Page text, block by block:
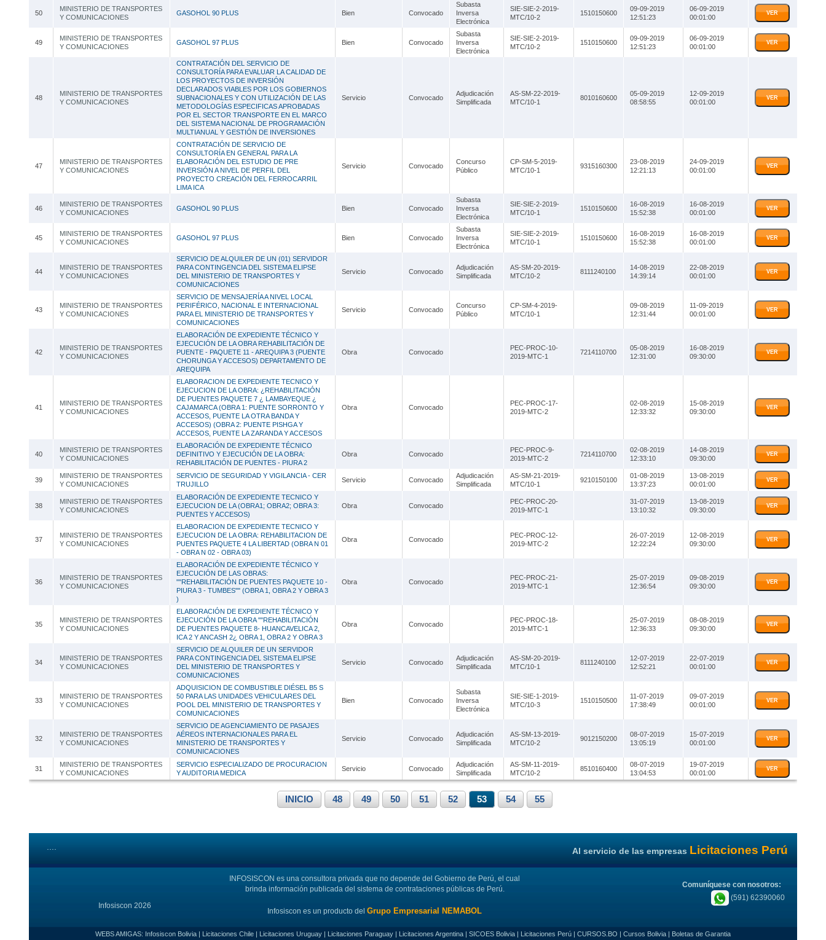
Huancavelica
Junín
La Libertad
Lambayeque
Lima
Madre de Dios
Pasco
Tumbes
Ucayali
50
MINISTERIO DE TRANSPORTES
Y COMUNICACIONES
GASOHOL 90 PLUS Bien Convocado
Subasta
Inversa
Electrónica
SIE-SIE-2-2019-
MTC/10-2
1510150600
09-09-2019
12:51:23
06-09-2019
00:01:00
VER
49
MINISTERIO DE TRANSPORTES
Y COMUNICACIONES
GASOHOL 97 PLUS Bien Convocado
Subasta
Inversa
Electrónica
SIE-SIE-2-2019-
MTC/10-2
1510150600
09-09-2019
12:51:23
06-09-2019
00:01:00
VER
48
MINISTERIO DE TRANSPORTES
Y COMUNICACIONES
CONTRATACIÓN DEL SERVICIO DE
CONSULTORÍA PARA EVALUAR LA CALIDAD DE
LOS PROYECTOS DE INVERSIÓN
DECLARADOS VIABLES POR LOS GOBIERNOS
SUBNACIONALES Y CON UTILIZACIÓN DE LAS
METODOLOGÍAS ESPECIFICAS APROBADAS
POR EL SECTOR TRANSPORTE EN EL MARCO
DEL SISTEMA NACIONAL DE PROGRAMACIÓN
MULTIANUAL Y GESTIÓN DE INVERSIONES
Servicio Convocado
Adjudicación
Simplificada
AS-SM-22-2019-
MTC/10-1
8010160600
05-09-2019
08:58:55
12-09-2019
00:01:00
VER
47
MINISTERIO DE TRANSPORTES
Y COMUNICACIONES
CONTRATACIÓN DE SERVICIO DE
CONSULTORÍA EN GENERAL PARA LA
ELABORACIÓN DEL ESTUDIO DE PRE
INVERSIÓN A NIVEL DE PERFIL DEL
PROYECTO CREACIÓN DEL FERROCARRIL
LIMA ICA
Servicio Convocado
Concurso
Público
CP-SM-5-2019-
MTC/10-1
9315160300
23-08-2019
12:21:13
24-09-2019
00:01:00
VER
46
MINISTERIO DE TRANSPORTES
Y COMUNICACIONES
GASOHOL 90 PLUS Bien Convocado
Subasta
Inversa
Electrónica
SIE-SIE-2-2019-
MTC/10-1
1510150600
16-08-2019
15:52:38
16-08-2019
00:01:00
VER
45
MINISTERIO DE TRANSPORTES
Y COMUNICACIONES
GASOHOL 97 PLUS Bien Convocado
Subasta
Inversa
Electrónica
SIE-SIE-2-2019-
MTC/10-1
1510150600
16-08-2019
15:52:38
16-08-2019
00:01:00
VER
44
MINISTERIO DE TRANSPORTES
Y COMUNICACIONES
SERVICIO DE ALQUILER DE UN (01) SERVIDOR
PARA CONTINGENCIA DEL SISTEMA ELIPSE
DEL MINISTERIO DE TRANSPORTES Y
COMUNICACIONES
Servicio Convocado
Adjudicación
Simplificada
AS-SM-20-2019-
MTC/10-2
8111240100
14-08-2019
14:39:14
22-08-2019
00:01:00
VER
43
MINISTERIO DE TRANSPORTES
Y COMUNICACIONES
SERVICIO DE MENSAJERÍA A NIVEL LOCAL
PERIFÉRICO, NACIONAL E INTERNACIONAL
PARA EL MINISTERIO DE TRANSPORTES Y
COMUNICACIONES
Servicio Convocado
Concurso
Público
CP-SM-4-2019-
MTC/10-1
09-08-2019
12:31:44
11-09-2019
00:01:00
VER
42
MINISTERIO DE TRANSPORTES
Y COMUNICACIONES
ELABORACIÓN DE EXPEDIENTE TÉCNICO Y
EJECUCIÓN DE LA OBRA REHABILITACIÓN DE
PUENTE - PAQUETE 11 - AREQUIPA 3 (PUENTE
CHORUNGA Y ACCESOS) DEPARTAMENTO DE
AREQUIPA
Obra Convocado
PEC-PROC-10-
2019-MTC-1
7214110700
05-08-2019
12:31:00
16-08-2019
09:30:00
VER
41
MINISTERIO DE TRANSPORTES
Y COMUNICACIONES
ELABORACION DE EXPEDIENTE TECNICO Y
EJECUCION DE LA OBRA: ¿REHABILITACIÓN
DE PUENTES PAQUETE 7 ¿ LAMBAYEQUE ¿
CAJAMARCA (OBRA 1: PUENTE SORRONTO Y
ACCESOS, PUENTE LA OTRA BANDA Y
ACCESOS) (OBRA 2: PUENTE PISHGA Y
ACCESOS, PUENTE LA ZARANDA Y ACCESOS
Obra Convocado
PEC-PROC-17-
2019-MTC-2
02-08-2019
12:33:32
15-08-2019
09:30:00
VER
40
MINISTERIO DE TRANSPORTES
Y COMUNICACIONES
ELABORACIÓN DE EXPEDIENTE TÉCNICO
DEFINITIVO Y EJECUCIÓN DE LA OBRA:
REHABILITACIÓN DE PUENTES - PIURA 2
Obra Convocado
PEC-PROC-9-
2019-MTC-2
7214110700
02-08-2019
12:33:10
14-08-2019
09:30:00
VER
39
MINISTERIO DE TRANSPORTES
Y COMUNICACIONES
SERVICIO DE SEGURIDAD Y VIGILANCIA - CER
TRUJILLO
Servicio Convocado
Adjudicación
Simplificada
AS-SM-21-2019-
MTC/10-1
9210150100
01-08-2019
13:37:23
13-08-2019
00:01:00
VER
38
MINISTERIO DE TRANSPORTES
Y COMUNICACIONES
ELABORACIÓN DE EXPEDIENTE TECNICO Y
EJECUCION DE LA (OBRA1; OBRA2; OBRA 3:
PUENTES Y ACCESOS)
Obra Convocado
PEC-PROC-20-
2019-MTC-1
31-07-2019
13:10:32
13-08-2019
09:30:00
VER
37
MINISTERIO DE TRANSPORTES
Y COMUNICACIONES
ELABORACION DE EXPEDIENTE TECNICO Y
EJECUCION DE LA OBRA: REHABILITACION DE
PUENTES PAQUETE 4 LA LIBERTAD (OBRA N 01
- OBRA N 02 - OBRA 03)
Obra Convocado
PEC-PROC-12-
2019-MTC-2
26-07-2019
12:22:24
12-08-2019
09:30:00
VER
36
MINISTERIO DE TRANSPORTES
Y COMUNICACIONES
ELABORACIÓN DE EXPEDIENTE TÉCNICO Y
EJECUCIÓN DE LAS OBRAS:
""REHABILITACIÓN DE PUENTES PAQUETE 10 -
PIURA 3 - TUMBES"" (OBRA 1, OBRA 2 Y OBRA 3
)
Obra Convocado
PEC-PROC-21-
2019-MTC-1
25-07-2019
12:36:54
09-08-2019
09:30:00
VER
35
MINISTERIO DE TRANSPORTES
Y COMUNICACIONES
ELABORACIÓN DE EXPEDIENTE TÉCNICO Y
EJECUCIÓN DE LA OBRA ""REHABILITACIÓN
DE PUENTES PAQUETE 8- HUANCAVELICA 2,
ICA 2 Y ANCASH 2¿ OBRA 1, OBRA 2 Y OBRA 3
Obra Convocado
PEC-PROC-18-
2019-MTC-1
25-07-2019
12:36:33
08-08-2019
09:30:00
VER
34
MINISTERIO DE TRANSPORTES
Y COMUNICACIONES
SERVICIO DE ALQUILER DE UN SERVIDOR
PARA CONTINGENCIA DEL SISTEMA ELIPSE
DEL MINISTERIO DE TRANSPORTES Y
COMUNICACIONES
Servicio Convocado
Adjudicación
Simplificada
AS-SM-20-2019-
MTC/10-1
8111240100
12-07-2019
12:52:21
22-07-2019
00:01:00
VER
33
MINISTERIO DE TRANSPORTES
Y COMUNICACIONES
ADQUISICION DE COMBUSTIBLE DIÉSEL B5 S
50 PARA LAS UNIDADES VEHICULARES DEL
POOL DEL MINISTERIO DE TRANSPORTES Y
COMUNICACIONES
Bien Convocado
Subasta
Inversa
Electrónica
SIE-SIE-1-2019-
MTC/10-3
1510150500
11-07-2019
17:38:49
09-07-2019
00:01:00
VER
32
MINISTERIO DE TRANSPORTES
Y COMUNICACIONES
SERVICIO DE AGENCIAMIENTO DE PASAJES
AÉREOS INTERNACIONALES PARA EL
MINISTERIO DE TRANSPORTES Y
COMUNICACIONES
Servicio Convocado
Adjudicación
Simplificada
AS-SM-13-2019-
MTC/10-2
9012150200
08-07-2019
13:05:19
15-07-2019
00:01:00
VER
31
MINISTERIO DE TRANSPORTES
Y COMUNICACIONES
SERVICIO ESPECIALIZADO DE PROCURACION
Y AUDITORIA MEDICA
Servicio Convocado
Adjudicación
Simplificada
AS-SM-11-2019-
MTC/10-2
8510160400
08-07-2019
13:04:53
19-07-2019
00:01:00
VER
INICIO 48 49 50 51 52 53 54 55
Al servicio de las empresas Licitaciones Perú
Infosiscon 2026
INFOSISCON es una consultora privada que no depende del Gobierno de Perú, el cual
brinda información publicada del sistema de contrataciones públicas de Perú.
Infosiscon es un producto del Grupo Empresarial NEMABOL
Comuníquese con nosotros:
(591) 62390060
WEBS AMIGAS: Infosiscon Bolivia | Licitaciones Chile | Licitaciones Uruguay | Licitaciones Paraguay | Licitaciones Argentina | SICOES Bolivia | Licitaciones Perú | CURSOS.BO | Cursos Bolivia | Boletas de Garantia